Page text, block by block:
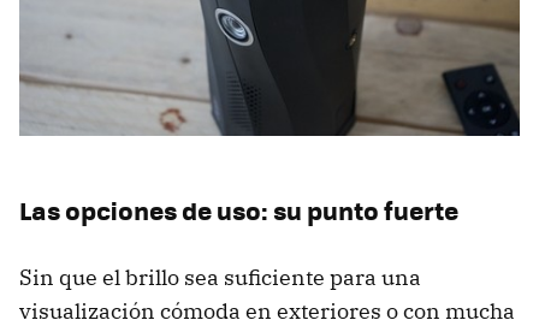
Las opciones de uso: su punto fuerte
Sin que el brillo sea suficiente para una
visualización cómoda en exteriores o con mucha